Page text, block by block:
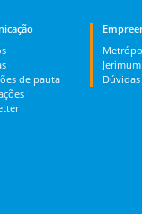
de pauta
Dúvidas